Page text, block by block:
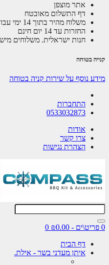
אתר מוצפן
דף התשלום מאובטח
משלוח מהיר בתוך 14 ימי עבודה
החזרות עד 14 יום חינם
חנות ישראלית. משלוחים מישראל
בטוחה
נוסף על שירות קניה בטוחה
התחברות
0533032873
אודות
צרו קשר
הצהרת נגישות
0
דף הבית
איתן מעדני בשר - אילת.